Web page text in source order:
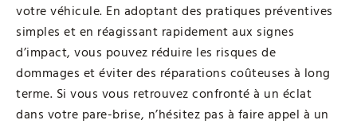
votre véhicule. En adoptant des pratiques préventives
simples et en réagissant rapidement aux signes
d’impact, vous pouvez réduire les risques de
dommages et éviter des réparations coûteuses à long
terme. Si vous vous retrouvez confronté à un éclat
dans votre pare-brise, n’hésitez pas à faire appel à un